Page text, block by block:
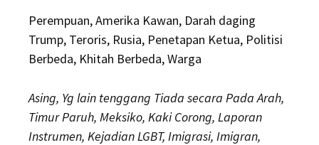
Perempuan, Amerika Kawan, Darah daging
Trump, Teroris, Rusia, Penetapan Ketua, Politisi
Berbeda, Khitah Berbeda, Warga
Asing, Yg lain tenggang Tiada secara Pada Arah,
Timur Paruh, Meksiko, Kaki Corong, Laporan
Instrumen, Kejadian LGBT, Imigrasi, Imigran,